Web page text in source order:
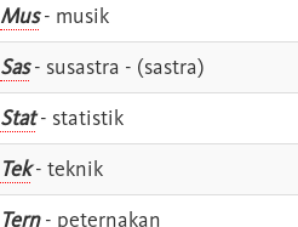
Mus- musik
Sas- susastra - (sastra)
Stat- statistik
Tek- teknik
Tern- peternakan